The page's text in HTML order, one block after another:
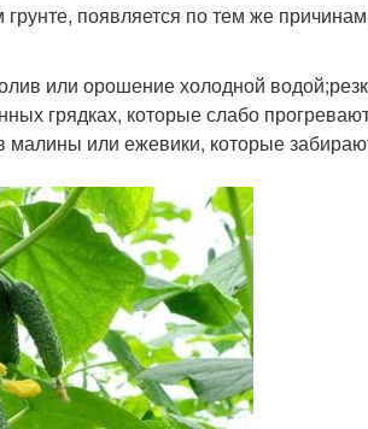
появляется по тем же
или орошение холодной
грядках, которые слабо
малины или ежевики, которые